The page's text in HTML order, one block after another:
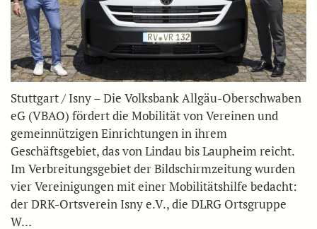
Stuttgart / Isny – Die Volksbank Allgäu-Oberschwaben
eG (VBAO) fördert die Mobilität von Vereinen und
gemeinnützigen Einrichtungen in ihrem
Geschäftsgebiet, das von Lindau bis Laupheim reicht.
Im Verbreitungsgebiet der Bildschirmzeitung wurden
vier Vereinigungen mit einer Mobilitätshilfe bedacht:
der DRK-Ortsverein Isny e.V., die DLRG Ortsgruppe
W…